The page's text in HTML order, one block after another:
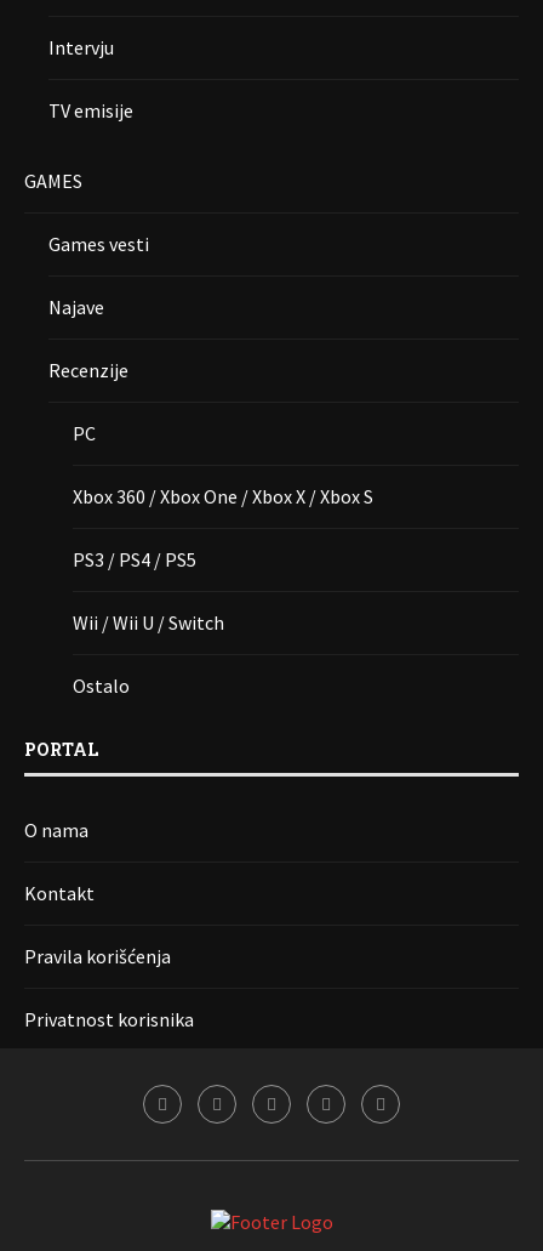
Intervju
TV emisije
GAMES
Games vesti
Najave
Recenzije
PC
Xbox 360 / Xbox One / Xbox X / Xbox S
PS3 / PS4 / PS5
Wii / Wii U / Switch
Ostalo
PORTAL
O nama
Kontakt
Pravila korišćenja
Privatnost korisnika